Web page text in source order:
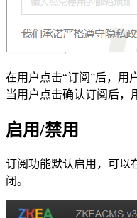
在用户点击“订阅”后，用
当用户点击确认订阅后，
启用/禁用
订阅功能默认启用，可以
闭。